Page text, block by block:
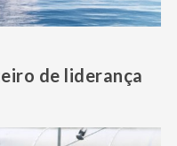
de liderança